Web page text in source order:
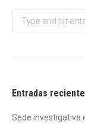
Search:
Entradas
Sede investigativa